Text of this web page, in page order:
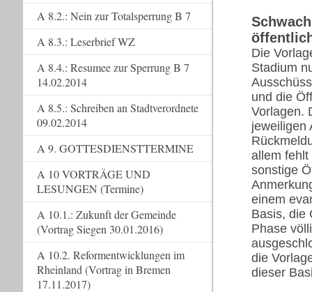
Die
Stadium
und die
Vorlagen.
jeweiligen
allem
sonstige
einem
Basis, die
Phase
die
dieser
A 8.2.: Nein zur Totalsperrung B 7
A 8.3.: Leserbrief WZ
A 8.4.: Resumee zur Sperrung B 7
14.02.2014
A 8.5.: Schreiben an Stadtverordnete
09.02.2014
A 9. GOTTESDIENSTTERMINE
A 10 VORTRÄGE UND
LESUNGEN (Termine)
A 10.1.: Zukunft der Gemeinde
(Vortrag Siegen 30.01.2016)
A 10.2. Reformentwicklungen im
Rheinland (Vortrag in Bremen
17.11.2017)